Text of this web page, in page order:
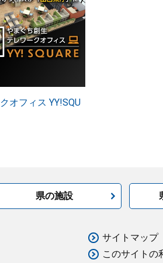
オフィス YY!SQU
県の施設
サイトマップ
このサイトの